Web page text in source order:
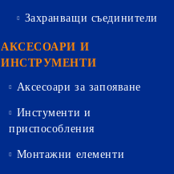
Захранващи съединители
АКСЕСОАРИ И
ИНСТРУМЕНТИ
Аксесоари за запояване
Инстументи и
приспособления
Монтажни елементи